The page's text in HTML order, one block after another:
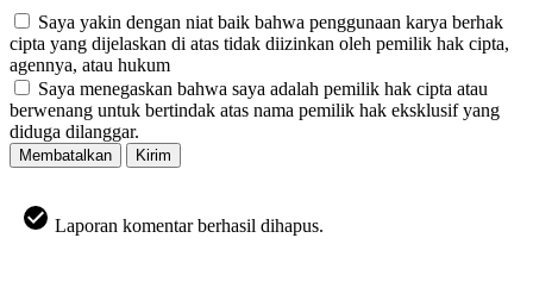
Saya yakin dengan niat baik bahwa penggunaan karya berhak
cipta yang dijelaskan di atas tidak diizinkan oleh pemilik hak cipta,
agennya, atau hukum
Saya menegaskan bahwa saya adalah pemilik hak cipta atau
berwenang untuk bertindak atas nama pemilik hak eksklusif yang
diduga dilanggar.
Membatalkan Kirim
Laporan komentar berhasil dihapus.